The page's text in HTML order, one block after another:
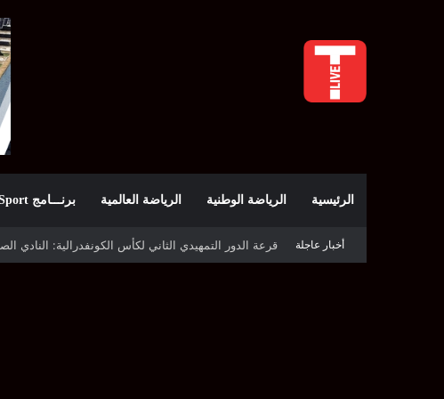
الرئيسية الرياضة الوطنية الرياضة العالمية برنـــامج TSport
أخبار عاجلة قرعة كأس الكونفدرالية: النادي الصفاقسي يواجه